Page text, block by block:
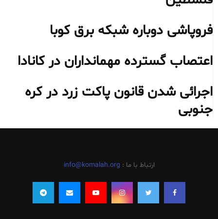
فروپاشی دوباره شبکه برق کوبا
اعتصاب گسترده مهمانداران در کانادا
اجرائی شدن قانون پاکت زرد در کره
جنوبی
ارتباط با ما : info@komalah.org